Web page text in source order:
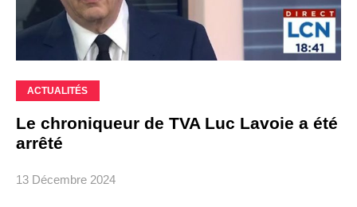
ACTUALITÉS
Le chroniqueur de TVA Luc Lavoie a été
arrêté
13 Décembre 2024